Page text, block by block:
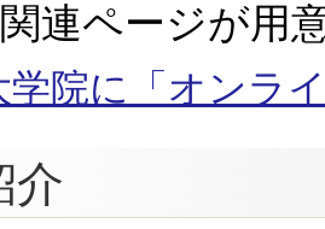
連ページが用
学院に「オンラ
介